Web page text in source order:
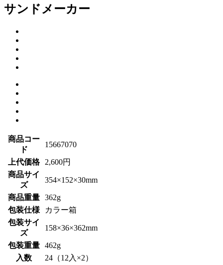
サンドメーカー
商品コー
ド
15667070
上代価格
2,600円
商品サイ
ズ
354×152×30mm
商品重量 362g
包装仕様
カラー箱
包装サイ
ズ
158×36×362mm
包装重量 462g
入数
24（12入×2）